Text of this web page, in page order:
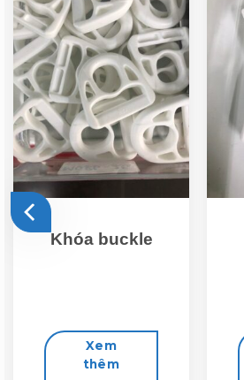
Khóa buckle
Xem
thêm